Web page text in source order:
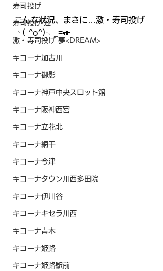
寿司投げ
寿司投げ 連
激・寿司投げ 夢<DREAM>
キコーナ加古川
キコーナ御影
キコーナ神戸中央スロット館
キコーナ阪神西宮
キコーナ立花北
キコーナ網干
キコーナ今津
キコーナタウン川西多田院
キコーナ伊川谷
キコーナキセラ川西
キコーナ青木
キコーナ姫路
キコーナ姫路駅前
こんな状況、まさに…激・寿司投げ
╰( ^o^)╮_=͟͟͞͞🍣